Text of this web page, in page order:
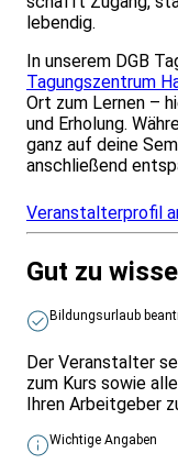
lebendig.
In unserem DGB
Tagungszentrum
Ort zum Lernen –
und Erholung.
ganz auf deine
anschließend
Veranstalterprofil
Gut zu
Bildungsurlaub
Der Veranstalter
zum Kurs sowie
Ihren Arbeitgeber
Wichtige Angaben